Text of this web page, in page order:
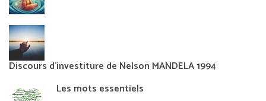
Discours d’investiture de Nelson MANDELA 1994
Les mots essentiels